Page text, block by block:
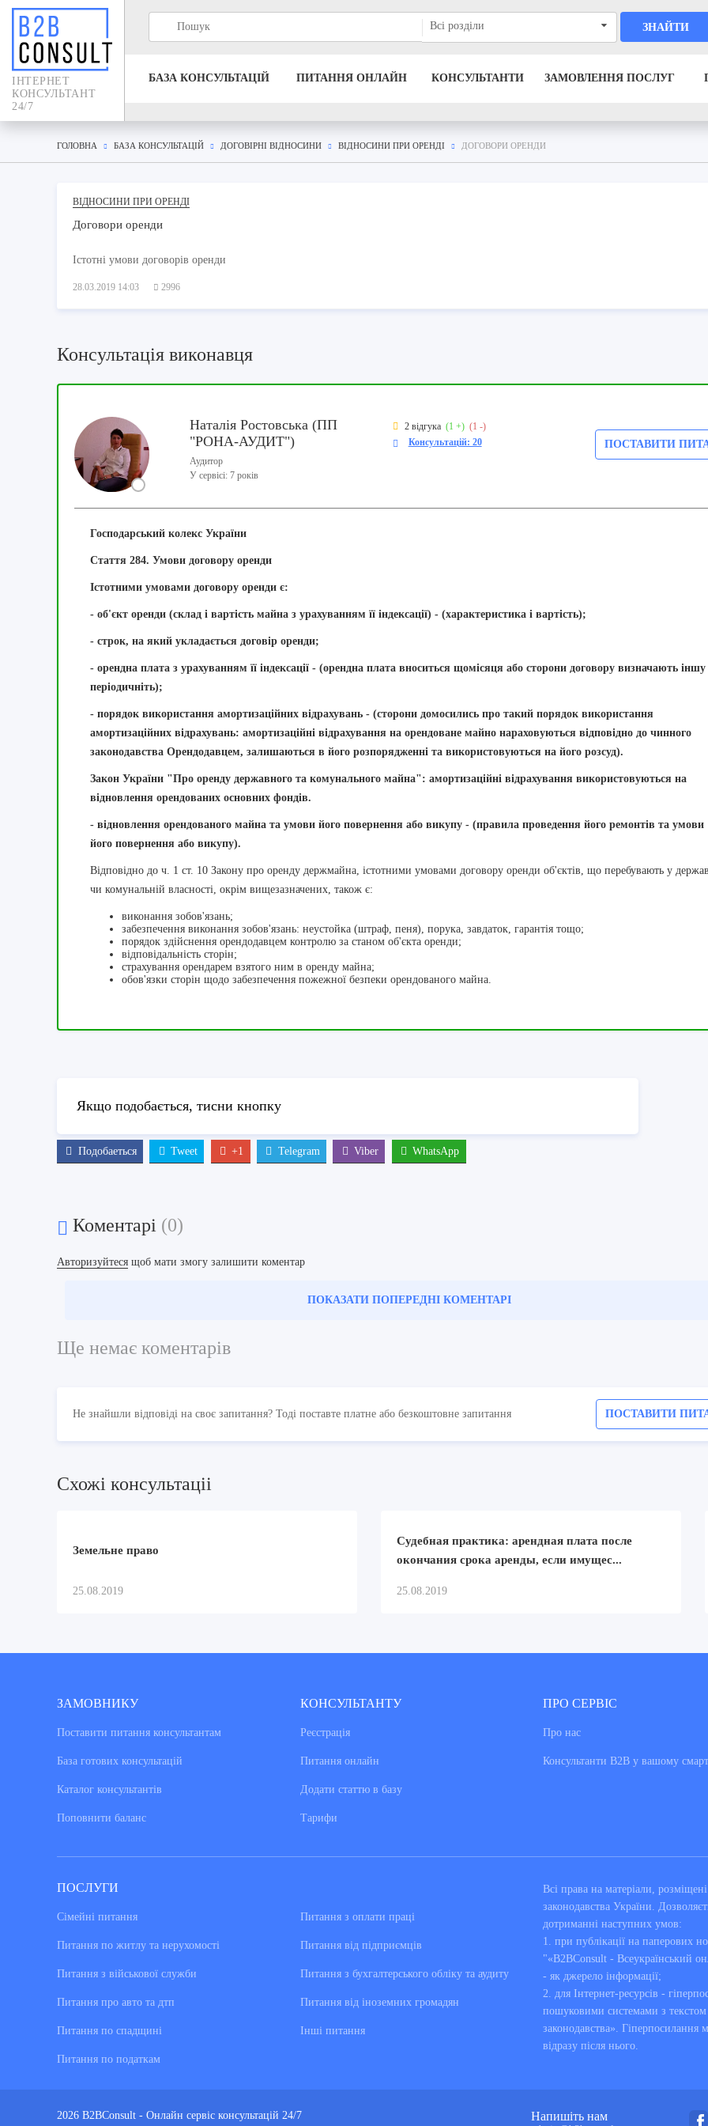
IНТЕРНЕТ
КОНСУЛЬТАНТ
24/7
Всі розділи ЗНАЙТИ
БАЗА КОНСУЛЬТАЦIЙ ПИТАННЯ ОНЛАЙН КОНСУЛЬТАНТИ ЗАМОВЛЕННЯ ПОСЛУГ
ГОЛОВНА БАЗА КОНСУЛЬТАЦIЙ ДОГОВІРНІ ВІДНОСИНИ ВІДНОСИНИ ПРИ ОРЕНДІ ДОГОВОРИ ОРЕНДИ
ВІДНОСИНИ ПРИ ОРЕНДІ
Договори оренди
Істотні умови договорів оренди
28.03.2019 14:03 2996
Консультація виконавця
Наталія Ростовська (ПП
"РОНА-АУДИТ")
Аудитор
У сервісі: 7 років
2 відгука (1 +) (1 -)
Консультацій: 20
ПОСТАВИТИ
Господарський колекс України
Стаття 284. Умови договору оренди
Істотними умовами договору оренди є:
- об'єкт оренди (склад і вартість майна з урахуванням її індексації) - (характеристика і вартість);
- строк, на який укладається договір оренди;
- орендна плата з урахуванням її індексації - (орендна плата вноситься щомісяця або сторони договору визначають іншу
періодичніть);
- порядок використання амортизаційних відрахувань - (сторони домосились про такий порядок використання
амортизаційних відрахувань: амортизаційні відрахування на орендоване майно нараховуються відповідно до чинного
законодавства Орендодавцем, залишаються в його розпорядженні та використовуються на його розсуд).
Закон України "Про оренду державного та комунального майна": амортизаційні відрахування використовуються на
відновлення орендованих основних фондів.
- відновлення орендованого майна та умови його повернення або викупу - (правила проведення його ремонтів та умови
його повернення або викупу).
Відповідно до ч. 1 ст. 10 Закону про оренду держмайна, істотними умовами договору оренди об'єктів, що перебувають у
чи комунальній власності, окрім вищезазначених, також є:
виконання зобов'язань;
забезпечення виконання зобов'язань: неустойка (штраф, пеня), порука, завдаток, гарантія тощо;
порядок здійснення орендодавцем контролю за станом об'єкта оренди;
відповідальність сторін;
страхування орендарем взятого ним в оренду майна;
обов'язки сторін щодо забезпечення пожежної безпеки орендованого майна.
Якщо подобається, тисни кнопку
Подобаеться Tweet +1 Telegram Viber WhatsApp
Коментарі (0)
Авторизуйтеся щоб мати змогу залишити коментар
ПОКАЗАТИ ПОПЕРЕДНІ КОМЕНТАРІ
Ще немає коментарів
Не знайшли відповіді на своє запитання? Тоді поставте платне або безкоштовне запитання ПОСТАВИТИ
Схожi консультацii
Земельне право
25.08.2019
Судебная практика: арендная плата после
окончания срока аренды, если имущес...
25.08.2019
ЗАМОВНИКУ
Поставити питання консультантам
База готових консультацiй
Каталог консультантiв
Поповнити баланс
КОНСУЛЬТАНТУ
Реєстрація
Питання онлайн
Додати статтю в базу
Тарифи
ПРО СЕРВІС
Про нас
Консультанти В2В у вашому
ПОСЛУГИ
Сімейні питання
Питання по житлу та нерухомості
Питання з військової служби
Питання про авто та дтп
Питання по спадщині
Питання по податкам
Питання з оплати праці
Питання від підприємців
Питання з бухгалтерського обліку та аудиту
Питання від іноземних громадян
Інші питання
Всі права на матеріали,
законодавства України.
дотриманні наступних умов:
1. при публікації на паперових
"«B2BConsult - Всеукраїнський
- як джерело інформації;
2. для Інтернет-ресурсів -
пошуковими системами з текстом
законодавства». Гіперпосилання
відразу після нього.
2026 B2BConsult - Онлайн сервіс консультацій 24/7 Напишіть нам